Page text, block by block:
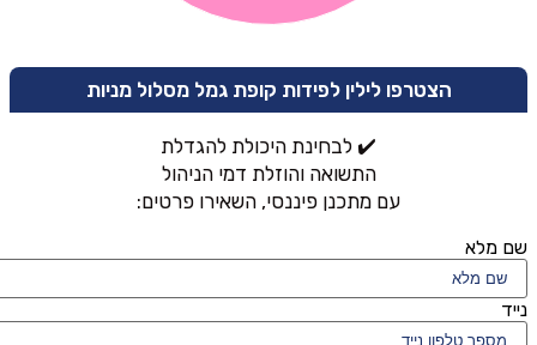
הצטרפו לילין לפידות קופת גמל מסלול מניות
✔️ לבחינת היכולת להגדלת
התשואה והוזלת דמי הניהול
עם מתכנן פיננסי, השאירו פרטים:
שם מלא
נייד